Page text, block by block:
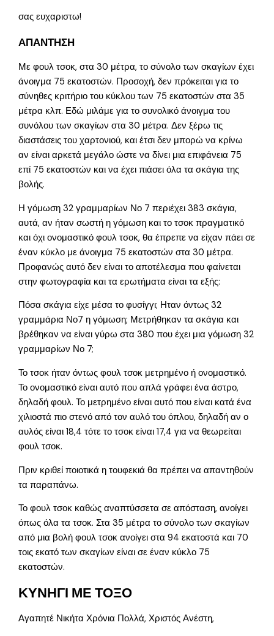
σας ευχαριστω!
ΑΠΑΝΤΗΣΗ
Με φουλ τσοκ, στα 30 μέτρα, το σύνολο των σκαγίων έχει
άνοιγμα 75 εκατοστών. Προσοχή, δεν πρόκειται για το
σύνηθες κριτήριο του κύκλου των 75 εκατοστών στα 35
μέτρα κλπ. Εδώ μιλάμε για το συνολικό άνοιγμα του
συνόλου των σκαγίων στα 30 μέτρα. Δεν ξέρω τις
διαστάσεις του χαρτονιού, και έτσι δεν μπορώ να κρίνω
αν είναι αρκετά μεγάλο ώστε να δίνει μια επιφάνεια 75
επί 75 εκατοστών και να έχει πιάσει όλα τα σκάγια της
βολής.
Η γόμωση 32 γραμμαρίων Νο 7 περιέχει 383 σκάγια,
αυτά, αν ήταν σωστή η γόμωση και το τσοκ πραγματικό
και όχι ονομαστικό φουλ τσοκ, θα έπρεπε να είχαν πάει σε
έναν κύκλο με άνοιγμα 75 εκατοστών στα 30 μέτρα.
Προφανώς αυτό δεν είναι το αποτέλεσμα που φαίνεται
στην φωτογραφία και τα ερωτήματα είναι τα εξής:
Πόσα σκάγια είχε μέσα το φυσίγγι; Ηταν όντως 32
γραμμάρια Νο7 η γόμωση; Μετρήθηκαν τα σκάγια και
βρέθηκαν να είναι γύρω στα 380 που έχει μια γόμωση 32
γραμμαρίων Νο 7;
Το τσοκ ήταν όντως φουλ τσοκ μετρημένο ή ονομαστικό.
Το ονομαστικό είναι αυτό που απλά γράφει ένα άστρο,
δηλαδή φουλ. Το μετρημένο είναι αυτό που είναι κατά ένα
χιλιοστά πιο στενό από τον αυλό του όπλου, δηλαδή αν ο
αυλός είναι 18,4 τότε το τσοκ είναι 17,4 για να θεωρείται
φουλ τσοκ.
Πριν κριθεί ποιοτικά η τουφεκιά θα πρέπει να απαντηθούν
τα παραπάνω.
Το φουλ τσοκ καθώς αναπτύσσετα σε απόσταση, ανοίγει
όπως όλα τα τσοκ. Στα 35 μέτρα το σύνολο των σκαγίων
από μια βολή φουλ τσοκ ανοίγει στα 94 εκατοστά και 70
τοις εκατό των σκαγίων είναι σε έναν κύκλο 75
εκατοστών.
ΚΥΝΗΓΙ ΜΕ ΤΟΞΟ
Αγαπητέ Νικήτα Χρόνια Πολλά, Χριστός Ανέστη,